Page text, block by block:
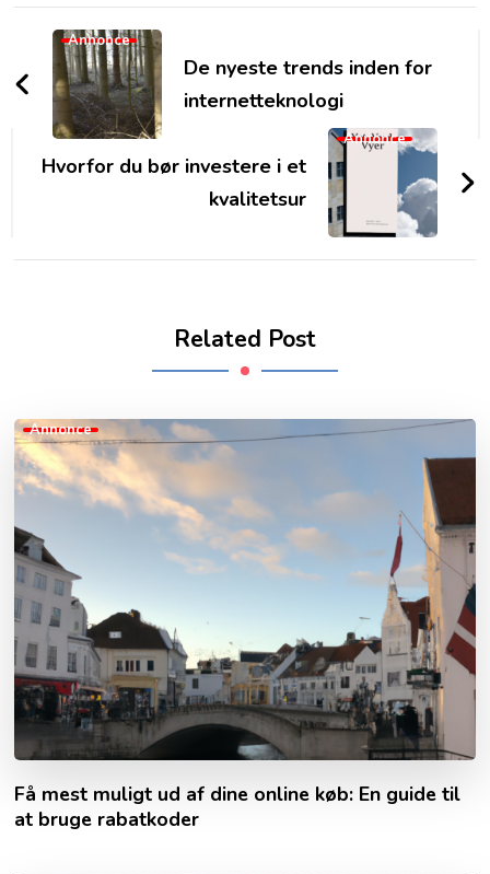
Post
Navigation
Annonce
De nyeste trends inden for
internetteknologi
Annonce
Hvorfor du bør investere i et
kvalitetsur
Related Post
Annonce
Få mest muligt ud af dine online køb: En guide til
at bruge rabatkoder